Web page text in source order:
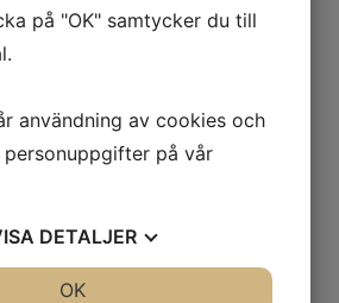
oss:
på "OK" samtycker du till
användning av cookies och
personuppgifter på vår
DETALJER
OK